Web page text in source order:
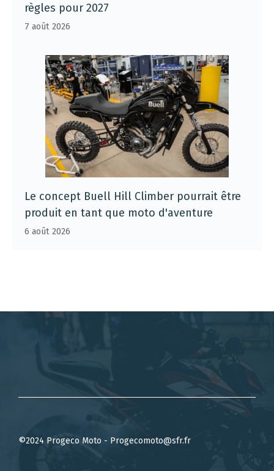
règles pour 2027
7 août 2026
Le concept Buell Hill Climber pourrait être
produit en tant que moto d'aventure
6 août 2026
©2024 Progeco Moto - Progecomoto@sfr.fr